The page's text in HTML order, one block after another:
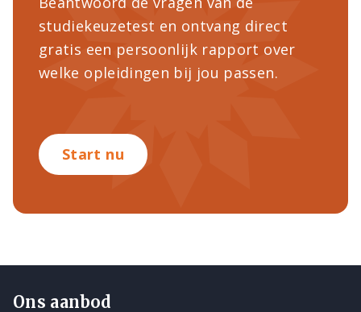
studiekeuzetest en ontvang direct
gratis een persoonlijk rapport over
welke opleidingen bij jou passen.
Start nu
Ons aanbod